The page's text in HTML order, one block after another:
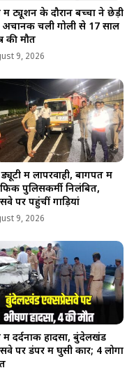
ट्यूशन के दौरान बच्चों ने छेड़ी
चली गोली से 17 साल
की मौत
9, 2026
में लापरवाही, बागपत में
पुलिसकर्मी निलंबित,
पर पहुंचीं गाड़ियां
9, 2026
दर्दनाक हादसा, बुंदेलखंड
पर डंपर में घुसी कार; 4 लोगों